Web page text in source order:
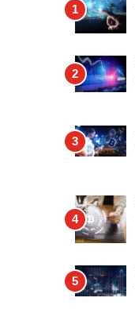
1
2
3
4
5